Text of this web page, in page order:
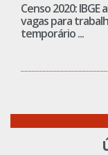
Censo 2020: IBGE
vagas para
temporário ...